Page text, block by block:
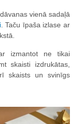
vienā sadaļā
. Taču īpaša izlase ar
izmantot ne tikai
skaisti izdrukātas,
skaists un svinīgs